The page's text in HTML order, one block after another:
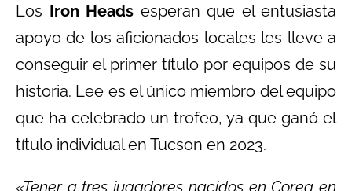
Los Iron Heads esperan que el entusiasta
apoyo de los aficionados locales les lleve a
conseguir el primer título por equipos de su
historia. Lee es el único miembro del equipo
que ha celebrado un trofeo, ya que ganó el
título individual en Tucson en 2023.
«Tener a tres jugadores nacidos en Corea en